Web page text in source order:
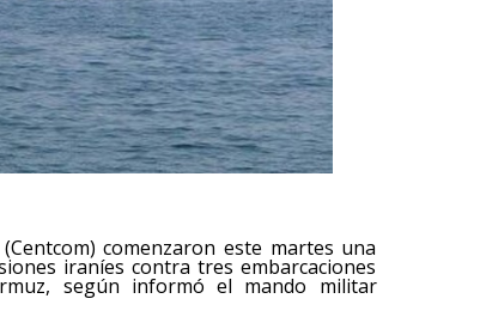
comenzaron este martes una
iraníes contra tres embarcaciones
según informó el mando militar